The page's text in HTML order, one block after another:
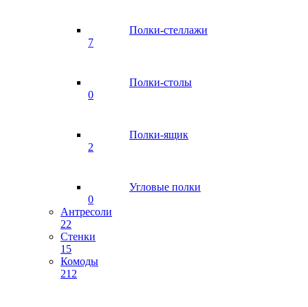
Полки-стеллажи
7
Полки-столы
0
Полки-ящик
2
Угловые полки
0
Антресоли
22
Стенки
15
Комоды
212